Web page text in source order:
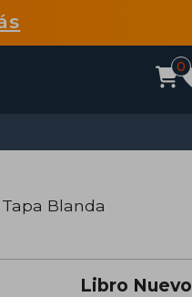
0
Tapa Blanda
Libro Nuevo